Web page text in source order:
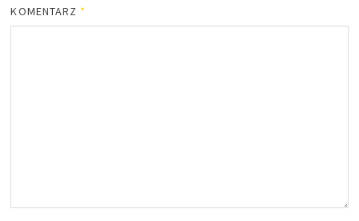
KOMENTARZ *